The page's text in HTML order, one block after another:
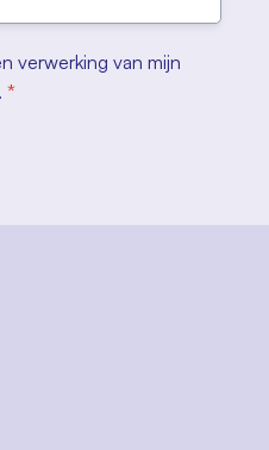
verwerking van mijn
*